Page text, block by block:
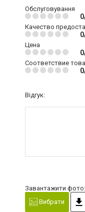
Обслуговування
Качество
Цена
Соответствие
Відгук:
Завантажити фото:
Вибрати